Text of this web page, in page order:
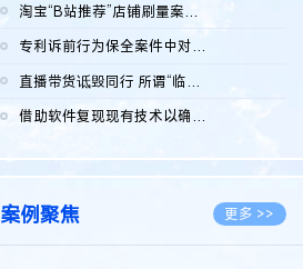
淘宝“B站推荐”店铺刷量案维持原判，两被告连带赔偿150万元
专利诉前行为保全案件中对仿制药申请人曾作出三类声明的考量及违...
直播带货诋毁同行 所谓“临场发挥”不免责
借助软件复现现有技术以确认相关参数特征是否被公开
案例聚焦 更多 >>